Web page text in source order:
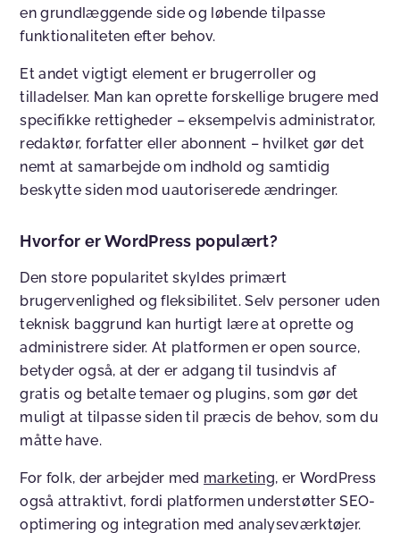
en grundlæggende side og løbende tilpasse
funktionaliteten efter behov.
Et andet vigtigt element er brugerroller og
tilladelser. Man kan oprette forskellige brugere med
specifikke rettigheder – eksempelvis administrator,
redaktør, forfatter eller abonnent – hvilket gør det
nemt at samarbejde om indhold og samtidig
beskytte siden mod uautoriserede ændringer.
Hvorfor er WordPress populært?
Den store popularitet skyldes primært
brugervenlighed og fleksibilitet. Selv personer uden
teknisk baggrund kan hurtigt lære at oprette og
administrere sider. At platformen er open source,
betyder også, at der er adgang til tusindvis af
gratis og betalte temaer og plugins, som gør det
muligt at tilpasse siden til præcis de behov, som du
måtte have.
For folk, der arbejder med marketing, er WordPress
også attraktivt, fordi platformen understøtter SEO-
optimering og integration med analyseværktøjer.